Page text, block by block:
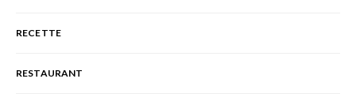
RECETTE
RESTAURANT